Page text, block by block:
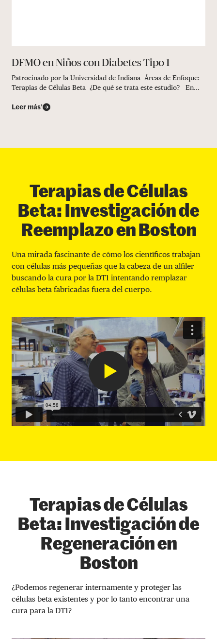
DFMO en Niños con Diabetes Tipo 1
Patrocinado por la Universidad de Indiana Áreas de Enfoque:
Terapias de Células Beta ¿De qué se trata este estudio? En...
Leer más’
Terapias de Células
Beta: Investigación de
Reemplazo en Boston
Una mirada fascinante de cómo los científicos trabajan
con células más pequeñas que la cabeza de un alfiler
buscando la cura por la DT1 intentando remplazar
células beta fabricadas fuera del cuerpo.
Terapias de Células
Beta: Investigación de
Regeneración en
Boston
¿Podemos regenerar internamente y proteger las
células beta existentes y por lo tanto encontrar una
cura para la DT1?